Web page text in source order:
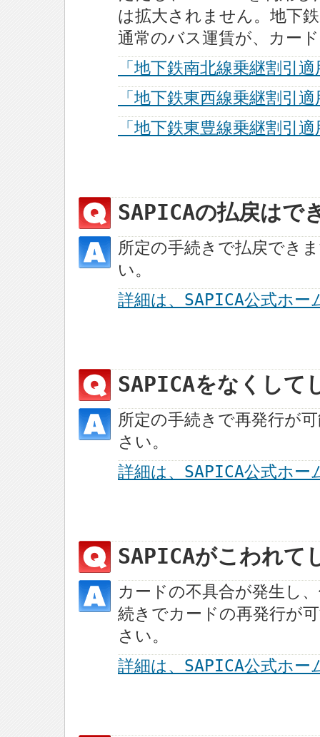
は拡大されません。地下
通常のバス運賃が、カー
「地下鉄南北線乗継割引
「地下鉄東西線乗継割引
「地下鉄東豊線乗継割引
SAPICAの払戻はで
所定の手続きで払戻でき
い。
詳細は、SAPICA公式ホ
SAPICAをなくして
所定の手続きで再発行が
さい。
詳細は、SAPICA公式ホ
SAPICAがこわれて
カードの不具合が発生し
続きでカードの再発行が
さい。
詳細は、SAPICA公式ホ